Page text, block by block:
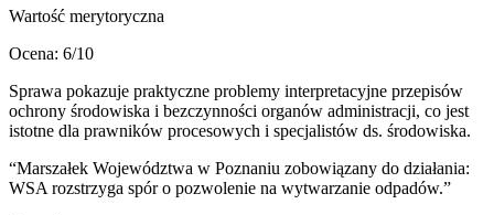
Wartość merytoryczna
Ocena: 6/10
Sprawa pokazuje praktyczne problemy interpretacyjne przepisów
ochrony środowiska i bezczynności organów administracji, co jest
istotne dla prawników procesowych i specjalistów ds. środowiska.
“Marszałek Województwa w Poznaniu zobowiązany do działania:
WSA rozstrzyga spór o pozwolenie na wytwarzanie odpadów.”